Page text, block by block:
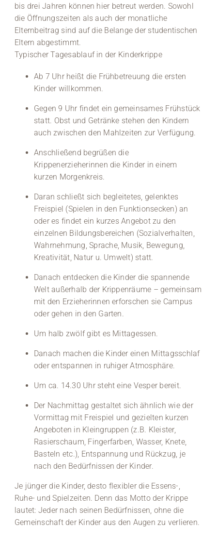
bis drei Jahren können hier betreut werden. Sowohl
die Öffnungszeiten als auch der monatliche
Elternbeitrag sind auf die Belange der studentischen
Eltern abgestimmt.
Typischer Tagesablauf in der Kinderkrippe
Ab 7 Uhr heißt die Frühbetreuung die ersten
Kinder willkommen.
Gegen 9 Uhr findet ein gemeinsames Frühstück
statt. Obst und Getränke stehen den Kindern
auch zwischen den Mahlzeiten zur Verfügung.
Anschließend begrüßen die
Krippenerzieherinnen die Kinder in einem
kurzen Morgenkreis.
Daran schließt sich begleitetes, gelenktes
Freispiel (Spielen in den Funktionsecken) an
oder es findet ein kurzes Angebot zu den
einzelnen Bildungsbereichen (Sozialverhalten,
Wahrnehmung, Sprache, Musik, Bewegung,
Kreativität, Natur u. Umwelt) statt.
Danach entdecken die Kinder die spannende
Welt außerhalb der Krippenräume – gemeinsam
mit den Erzieherinnen erforschen sie Campus
oder gehen in den Garten.
Um halb zwölf gibt es Mittagessen.
Danach machen die Kinder einen Mittagsschlaf
oder entspannen in ruhiger Atmosphäre.
Um ca. 14.30 Uhr steht eine Vesper bereit.
Der Nachmittag gestaltet sich ähnlich wie der
Vormittag mit Freispiel und gezielten kurzen
Angeboten in Kleingruppen (z.B. Kleister,
Rasierschaum, Fingerfarben, Wasser, Knete,
Basteln etc.), Entspannung und Rückzug, je
nach den Bedürfnissen der Kinder.
Je jünger die Kinder, desto flexibler die Essens-,
Ruhe- und Spielzeiten. Denn das Motto der Krippe
lautet: Jeder nach seinen Bedürfnissen, ohne die
Gemeinschaft der Kinder aus den Augen zu verlieren.